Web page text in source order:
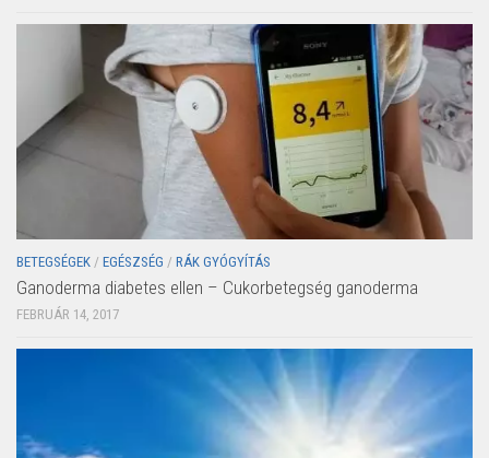
BETEGSÉGEK / EGÉSZSÉG / RÁK GYÓGYÍTÁS
Ganoderma diabetes ellen – Cukorbetegség ganoderma
FEBRUÁR 14, 2017